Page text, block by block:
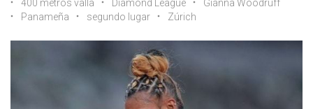
400 metros valla
Diamond League
Gianna Woodruff
Panameña
segundo lugar Zúrich